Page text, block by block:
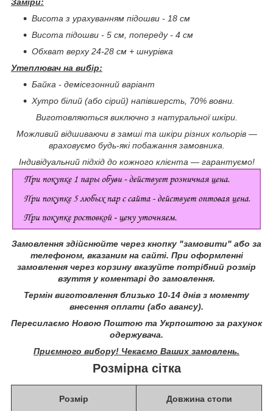
Висота з урахуванням підошви - 18 см
Висота підошви - 5 см, попереду - 4 см
Обхват верху 24-28 см + шнурівка
Утеплювач на вибір:
Байка - демісезонний варіант
Хутро білий (або сірий) напівшерсть, 70% вовни.
Виготовляються виключно з натуральної шкіри.
Можливий відшиваючи в замші та шкіри різних кольорів ―
враховуємо будь-які побажання замовника.
Індивідуальний підхід до кожного клієнта ― гарантуємо!
Замовлення здійснюйте через кнопку "замовити" або за
телефоном, вказаним на сайті. При оформленні
замовлення через корзину вказуйте потрібний розмір
взуття у коментарі до замовлення.
Термін виготовлення близько 10-14 днів з моменту
внесення оплати (або авансу).
Пересилаємо Новою Поштою та Укрпоштою за рахунок
одержувача.
Приємного вибору! Чекаємо Ваших замовлень.
Розмір Довжина стопи
Розмірна сітка